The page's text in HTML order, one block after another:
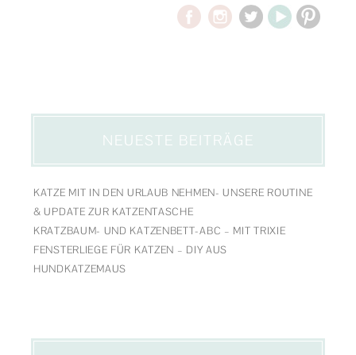
NEUESTE BEITRÄGE
KATZE MIT IN DEN URLAUB NEHMEN- UNSERE ROUTINE
& UPDATE ZUR KATZENTASCHE
KRATZBAUM- UND KATZENBETT-ABC – MIT TRIXIE
FENSTERLIEGE FÜR KATZEN – DIY AUS
HUNDKATZEMAUS